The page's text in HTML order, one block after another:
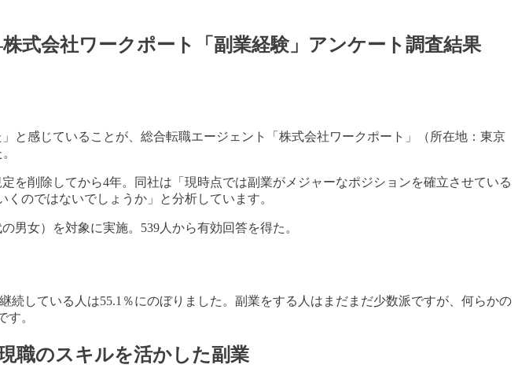
会社ワークポート「副業経験」アンケート調査結果
と感じていることが、総合転職エージェント「株式会社ワークポート」（所在地：東京
を削除してから4年。同社は「現時点では副業がメジャーなポジションを確立させている
のではないでしょうか」と分析しています。
男女）を対象に実施。539人から有効回答を得た。
している人は55.1％にのぼりました。副業をする人はまだまだ少数派ですが、何らかの
。
職のスキルを活かした副業